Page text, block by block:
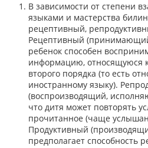
В зависимости от степени
языками и мастерства
рецептивный,
Рецептивный
ребенок способен
информацию, относящуюся
второго порядка (то есть
иностранному языку).
(воспроизводящий,
что дитя может повторять
прочитанное (чаще
Продуктивный
предполагает способность